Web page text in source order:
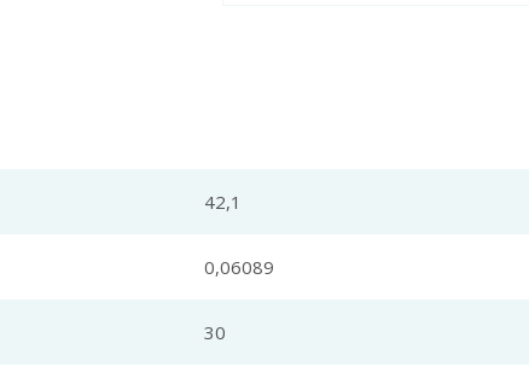
42,1
0,06089
30